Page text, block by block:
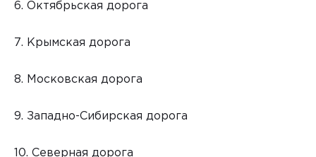
6. Октябрьская дорога
7. Крымская дорога
8. Московская дорога
9. Западно-Сибирская дорога
10. Северная дорога